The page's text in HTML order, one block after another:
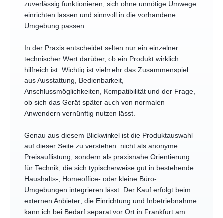
zuverlässig funktionieren, sich ohne unnötige Umwege
einrichten lassen und sinnvoll in die vorhandene
Umgebung passen.
In der Praxis entscheidet selten nur ein einzelner
technischer Wert darüber, ob ein Produkt wirklich
hilfreich ist. Wichtig ist vielmehr das Zusammenspiel
aus Ausstattung, Bedienbarkeit,
Anschlussmöglichkeiten, Kompatibilität und der Frage,
ob sich das Gerät später auch von normalen
Anwendern vernünftig nutzen lässt.
Genau aus diesem Blickwinkel ist die Produktauswahl
auf dieser Seite zu verstehen: nicht als anonyme
Preisauflistung, sondern als praxisnahe Orientierung
für Technik, die sich typischerweise gut in bestehende
Haushalts-, Homeoffice- oder kleine Büro-
Umgebungen integrieren lässt. Der Kauf erfolgt beim
externen Anbieter; die Einrichtung und Inbetriebnahme
kann ich bei Bedarf separat vor Ort in Frankfurt am